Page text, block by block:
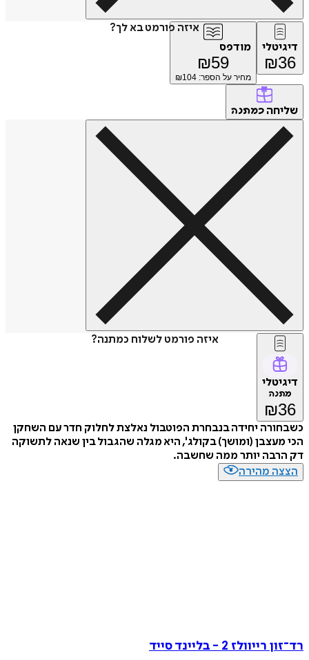
איזה פורמט בא לך?
דיגיטלי
₪36
מודפס
₪59
מחיר על הספר: ₪ 104
שליחה כמתנה
איזה פורמט לשלוח כמתנה?
דיגיטלי
מתנה
₪36
כשבחורה יחידה בנבחרת הפוטבול נאלצת לחלוק חדר עם השחקן
הכי מעצבן (ומושך) בקולג', היא מגלה שהגבול בין שנאה לתשוקה
דק הרבה יותר ממה שחשבה.
הצצה מהירה
רד־זון רייוולז 2 - בליינד סייד